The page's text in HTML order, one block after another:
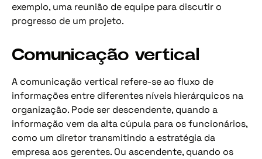
exemplo, uma reunião de equipe para discutir o
progresso de um projeto.
Comunicação vertical
A comunicação vertical refere-se ao fluxo de
informações entre diferentes níveis hierárquicos na
organização. Pode ser descendente, quando a
informação vem da alta cúpula para os funcionários,
como um diretor transmitindo a estratégia da
empresa aos gerentes. Ou ascendente, quando os